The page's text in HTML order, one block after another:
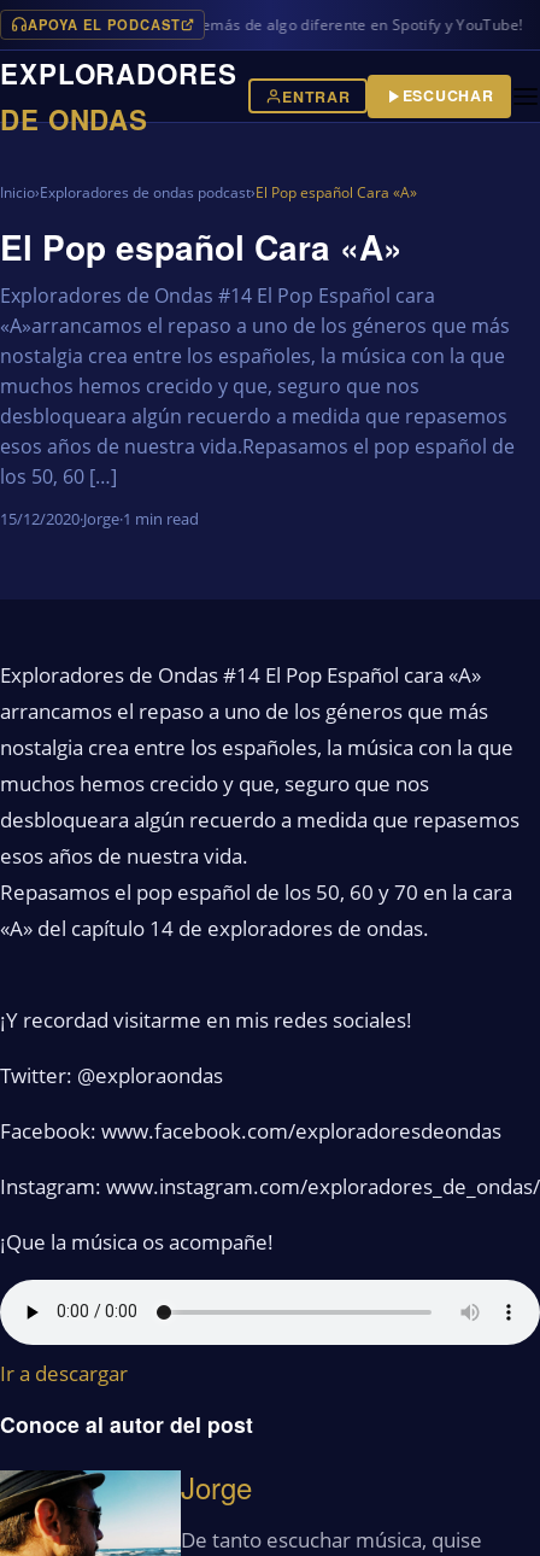
APOYA EL PODCAST
programas en iVoox, además de algo diferente en Spotify y YouTube!
EXPLORADORES
DE ONDAS
ENTRAR ESCUCHAR
Inicio›Exploradores de ondas podcast›El Pop español Cara «A»
El Pop español Cara «A»
Exploradores de Ondas #14 El Pop Español cara
«A»arrancamos el repaso a uno de los géneros que más
nostalgia crea entre los españoles, la música con la que
muchos hemos crecido y que, seguro que nos
desbloqueara algún recuerdo a medida que repasemos
esos años de nuestra vida.Repasamos el pop español de
los 50, 60 […]
15/12/2020·Jorge·1 min read
Exploradores de Ondas #14 El Pop Español cara «A»
arrancamos el repaso a uno de los géneros que más
nostalgia crea entre los españoles, la música con la que
muchos hemos crecido y que, seguro que nos
desbloqueara algún recuerdo a medida que repasemos
esos años de nuestra vida.
Repasamos el pop español de los 50, 60 y 70 en la cara
«A» del capítulo 14 de exploradores de ondas.
¡Y recordad visitarme en mis redes sociales!
Twitter: @exploraondas
Facebook: www.facebook.com/exploradoresdeondas
Instagram: www.instagram.com/exploradores_de_ondas/
¡Que la música os acompañe!
Ir a descargar
Conoce al autor del post
Jorge
De tanto escuchar música, quise